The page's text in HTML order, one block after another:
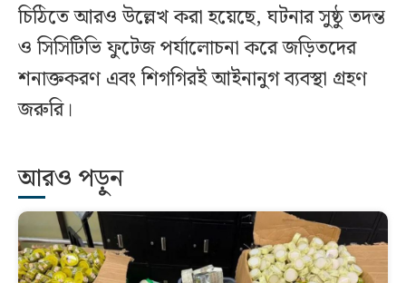
চিঠিতে আরও উল্লেখ করা হয়েছে, ঘটনার সুষ্ঠু তদন্ত
ও সিসিটিভি ফুটেজ পর্যালোচনা করে জড়িতদের
শনাক্তকরণ এবং শিগগিরই আইনানুগ ব্যবস্থা গ্রহণ
জরুরি।
আরও পড়ুন